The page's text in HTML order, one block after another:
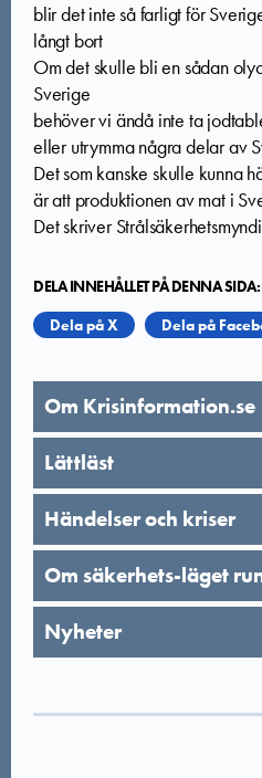
blir det inte så farligt för
långt bort
Om det skulle bli en sådan
Sverige
behöver vi ändå inte ta
eller utrymma några delar av
Det som kanske skulle kunna
är att produktionen av mat i
Det skriver
DELA INNEHÅLLET PÅ DENNA SIDA:
Dela på X
Dela på
Om Krisinformation.se
Lättläst
Händelser och kriser
Om säkerhets-läget
Nyheter